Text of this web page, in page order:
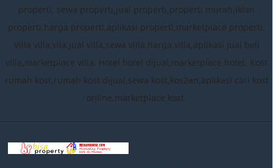
properti, sewa properti,jual properti,properti murah,iklan
properti,harga properti,aplikasi properti,marketplace properti.
Villa villa,vila,jual villa,sewa villa,harga villa,aplikasi jual beli
villa,marketplace villa. Hotel hotel dijual,marketplace hotel. Kost
rumah kost,rumah kost dijual,sewa kost,kos2an,aplikasi cari kost
online,marketplace kost.